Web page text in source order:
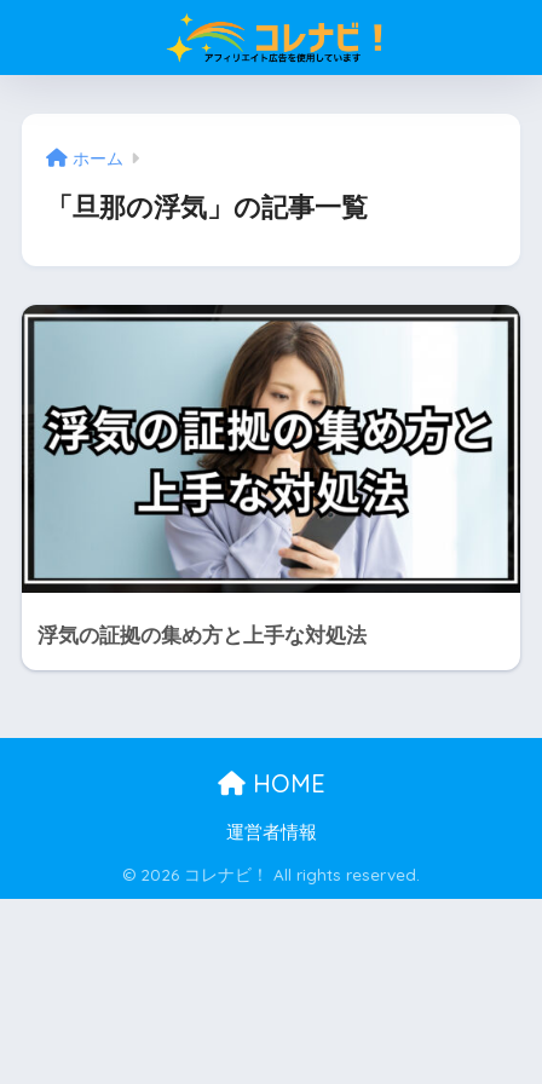
ホーム
「旦那の浮気」の記事一覧
浮気の証拠の集め方と上手な対処法
HOME
運営者情報
© 2026 コレナビ！ All rights reserved.